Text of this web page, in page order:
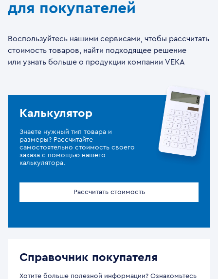
для покупателей
Воспользуйтесь нашими сервисами, чтобы рассчитать
стоимость товаров, найти подходящее решение
или узнать больше о продукции компании VEKA
Калькулятор
Знаете нужный тип товара и
размеры? Рассчитайте
самостоятельно стоимость своего
заказа с помощью нашего
калькулятора.
Рассчитать стоимость
Справочник покупателя
Хотите больше полезной информации? Ознакомьтесь